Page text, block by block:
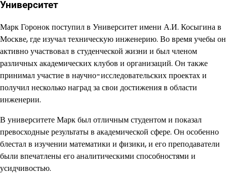
Университет
Марк Горонок поступил в Университет имени А.И. Косыгина в
Москве, где изучал техническую инженерию. Во время учебы он
активно участвовал в студенческой жизни и был членом
различных академических клубов и организаций. Он также
принимал участие в научно-исследовательских проектах и
получил несколько наград за свои достижения в области
инженерии.
В университете Марк был отличным студентом и показал
превосходные результаты в академической сфере. Он особенно
блестал в изучении математики и физики, и его преподаватели
были впечатлены его аналитическими способностями и
усидчивостью.